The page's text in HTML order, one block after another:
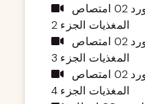
المورد 02 امتصاص
المغذيات الجزء 2
المورد 02 امتصاص
المغذيات الجزء 3
المورد 02 امتصاص
المغذيات الجزء 4